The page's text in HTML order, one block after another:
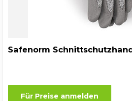
Safenorm
Für Preise anmelden